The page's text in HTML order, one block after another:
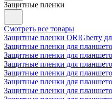
Защитные пленки
Смотреть все товары
Защитные пленки ORIGberry
Защитные пленки для
Защитные пленки для
Защитные пленки для
Защитные пленки для
Защитные пленки для
Защитные пленки для